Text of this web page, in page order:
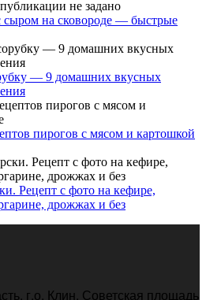
сыром на сковороде — быстрые
— 9 домашних вкусных
пирогов с мясом и картошкой
Рецепт с фото на кефире,
дрожжах и без
г.о. Клин, Советская площадь